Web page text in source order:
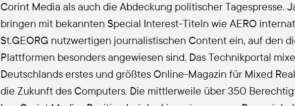
Corint Media als auch die Abde­ckung poli­ti­scher Tages­pres­se.
brin­gen mit bekann­ten Spe­cial Inte­rest-Titeln wie AERO
St.GEORG nutz­wer­ti­gen jour­na­lis­ti­schen Con­tent ein, auf den
Platt­for­men beson­ders ange­wie­sen sind. Das Tech­nik­por­tal
Deutsch­lands ers­tes und größ­tes Online-Maga­zin für Mixed
die Zukunft des Com­pu­ters. Die mitt­ler­wei­le über 350